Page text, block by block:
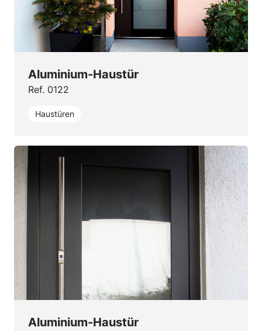
Aluminium-Haustür
Ref. 0122
Haustüren
Aluminium-Haustür